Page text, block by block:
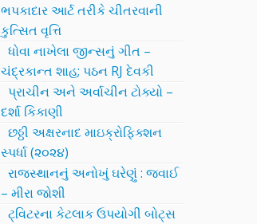
ભપકાદાર આર્ટ તરીકે ચીતરવાની
કુત્સિત વૃત્તિ
ધોવા નાખેલા જીન્સનું ગીત –
ચંદ્રકાન્ત શાહ; પઠન RJ દેવકી
પ્રાચીન અને અર્વાચીન ટોક્યો –
દર્શા કિકાણી
છઠ્ઠી અક્ષરનાદ માઇક્રોફિક્શન
સ્પર્ધા (૨૦૨૪)
રાજસ્થાનનું અનોખું ઘરેણું : જવાઈ
– મીરા જોશી
ટ્વિટરના કેટલાક ઉપયોગી બોટ્સ